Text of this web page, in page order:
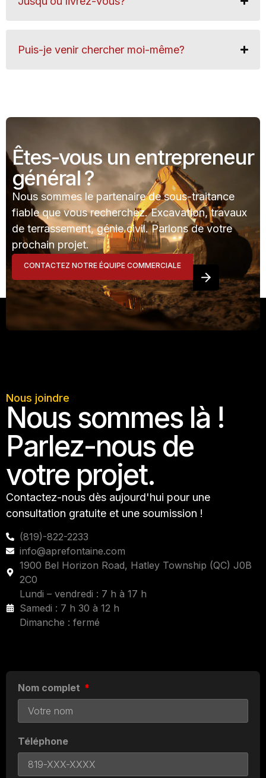
Puis-je venir chercher moi-même?
Êtes-vous un entrepreneur
général ?
Nous sommes le partenaire de sous-traitance
fiable que vous recherchez. Excavation, travaux
de terrassement, génie civil. Parlons de votre
prochain projet.
CONTACTEZ NOTRE ÉQUIPE COMMERCIALE
Nous joindre
Nous sommes là !
Parlez-nous de
votre projet.
Contactez-nous dès aujourd'hui pour une
consultation gratuite et une soumission !
(819)-822-2233
info@aprefontaine.com
1900 Bel Horizon Road, Hatley Township (QC) J0B
2C0
Lundi – vendredi : 7 h à 17 h
Samedi : 7 h 30 à 12 h
Dimanche : fermé
Nom complet
Téléphone